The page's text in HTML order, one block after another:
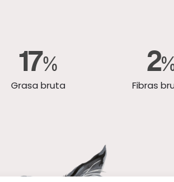
17%
Grasa bruta
2
Fibras